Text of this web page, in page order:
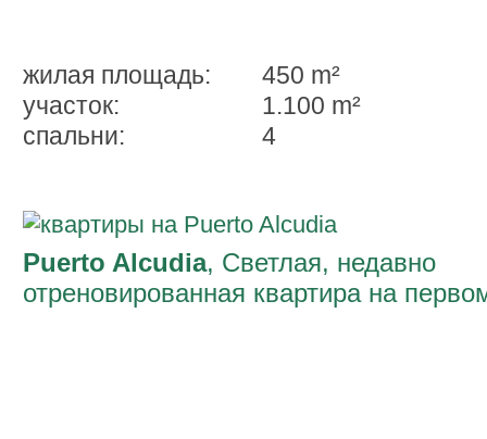
жилая площадь:
450 m²
участок:
1.100 m²
спальни:
4
Puerto Alcudia, Светлая, недавно
отреновированная квартира на